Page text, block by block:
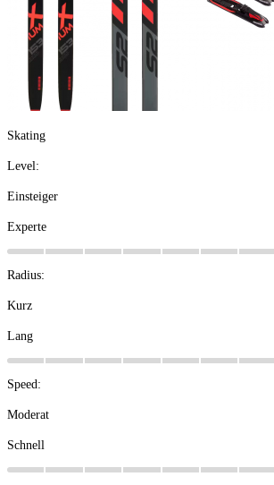
Skating
Level:
Einsteiger
Experte
Radius:
Kurz
Lang
Speed:
Moderat
Schnell